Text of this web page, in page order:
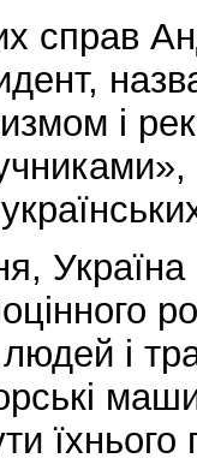
справ
і
і
їхнього